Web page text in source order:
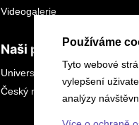
Videogalerie
Naši partneři
Universitas
Český rozhlas sever
Používáme
Tyto webové
vylepšení
analýzy